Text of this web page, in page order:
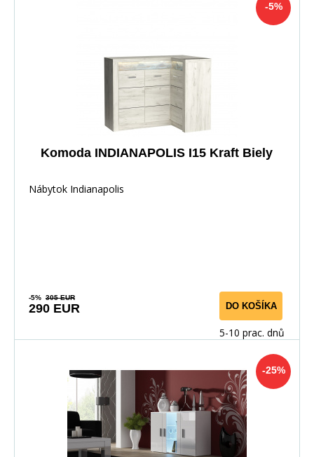
-5%
Komoda INDIANAPOLIS I15 Kraft Biely
Nábytok Indianapolis
-5% 305 EUR
290 EUR DO KOŠÍKA
5-10 prac. dnů
-25%